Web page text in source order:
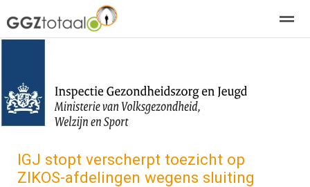
Home Nieuws Zoeken
IGJ stopt verscherpt toezicht op
ZIKOS-afdelingen wegens sluiting